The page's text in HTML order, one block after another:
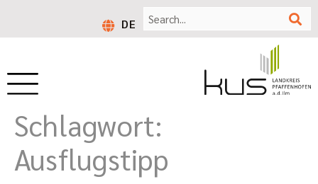
DE
Schlagwort:
Ausflugstipp